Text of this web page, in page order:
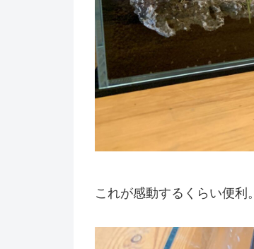
これが感動するくらい便利。